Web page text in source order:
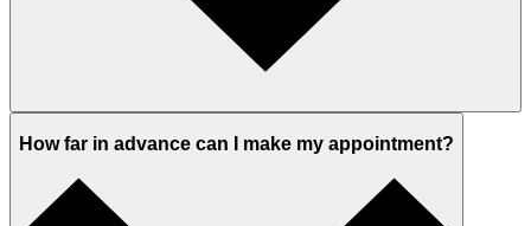
How far in advance can I make my appointment?